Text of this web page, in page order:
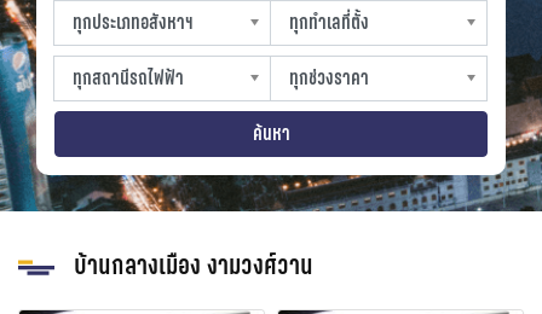
ทุกประเภทอสังหาฯ
ทุกประเภทอสังหาฯ
sproperty
ทุกทำเลที่ตั้ง
ทุกทำเลที่ตั้ง
slocation
ทุกสถานีรถไฟฟ้า
ทุกสถานีรถไฟฟ้า
strain-station
ทุกช่วงราคา
ทุกช่วงราคา
sprice
ค้นหา
บ้านกลางเมือง งามวงศ์วาน